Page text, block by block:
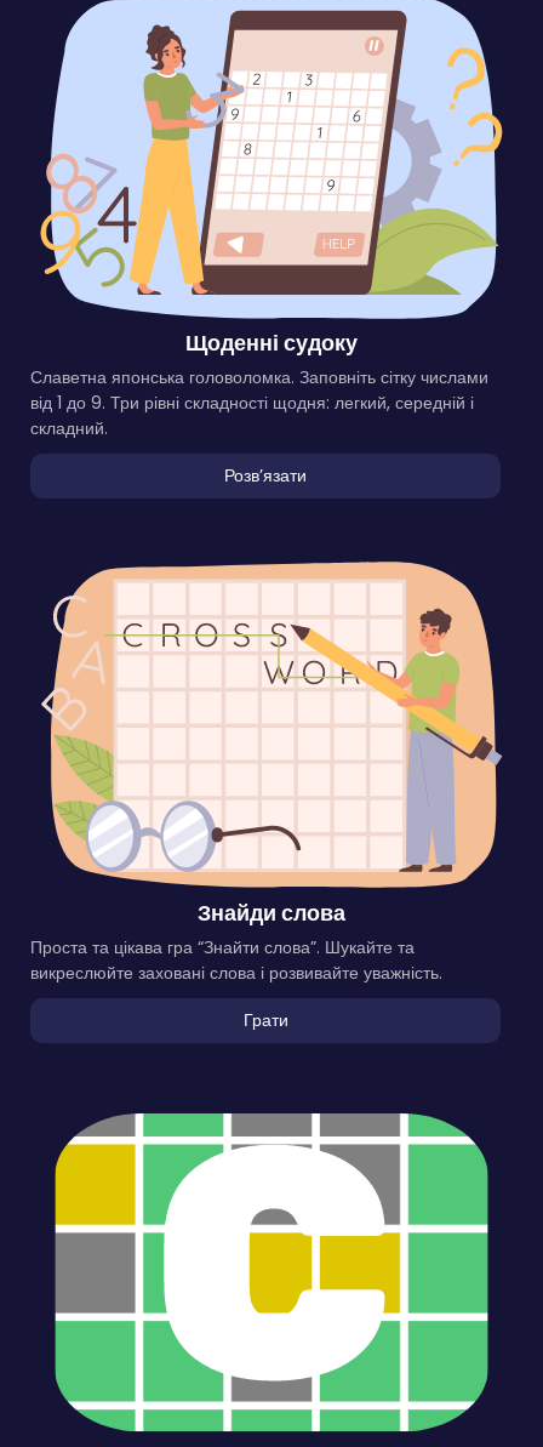
Щоденні судоку
Славетна японська головоломка. Заповніть сітку числами
від 1 до 9. Три рівні складності щодня: легкий, середній і
складний.
Розвʼязати
Знайди слова
Проста та цікава гра “Знайти слова”. Шукайте та
викреслюйте заховані слова і розвивайте уважність.
Грати